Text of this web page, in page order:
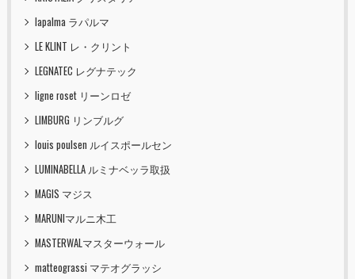
lapalma ラパルマ
LE KLINT レ・クリント
LEGNATEC レグナテック
ligne roset リーンロゼ
LIMBURG リンブルグ
louis poulsen ルイスポールセン
LUMINABELLA ルミナベッラ取扱
MAGIS マジス
MARUNIマルニ木工
MASTERWALマスターウォール
matteograssi マテオグラッシ